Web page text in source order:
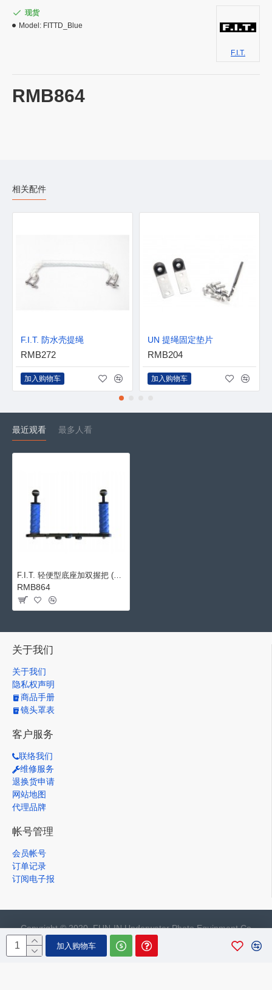
RMB864
现货
Model: FITTD_Blue
F.I.T.
加入购物车
相关配件
F.I.T. 防水壳提绳
RMB272
加入购物车
UN 提绳固定垫片
RMB204
加入购物车
最近观看 最多人看
F.I.T. 轻便型底座加双握把 (蓝色)
RMB864
关于我们
关于我们
隐私权声明
商品手册
镜头罩表
客户服务
联络我们
维修服务
退换货申请
网站地图
代理品牌
帐号管理
会员帐号
订单记录
订阅电子报
Copyright © 2020, FUN-IN Underwater Photo Equipment Co.,
Ltd., All Rights Reserved